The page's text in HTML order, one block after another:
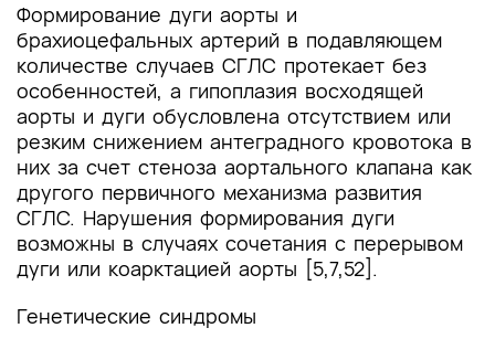
Формирование дуги аорты и
брахиоцефальных артерий в подавляющем
количестве случаев СГЛС протекает без
особенностей, а гипоплазия восходящей
аорты и дуги обусловлена отсутствием или
резким снижением антеградного кровотока в
них за счет стеноза аортального клапана как
другого первичного механизма развития
СГЛС. Нарушения формирования дуги
возможны в случаях сочетания с перерывом
дуги или коарктацией аорты [5,7,52].
Генетические синдромы